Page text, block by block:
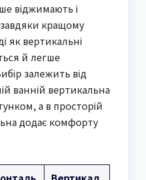
віджимають і
кращому
як вертикальні
й легше
залежить від
ванній вертикальна
а в просторій
додає комфорту